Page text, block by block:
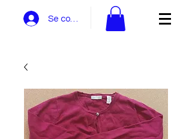
Se connecter